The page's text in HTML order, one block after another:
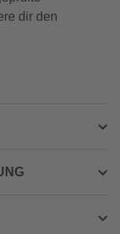
dir den